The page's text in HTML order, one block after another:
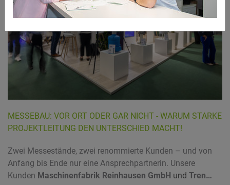
MESSEBAU: VOR ORT ODER GAR NICHT - WARUM STARKE
PROJEKTLEITUNG DEN UNTERSCHIED MACHT!
Zwei Messestände, zwei renommierte Kunden – und von
Anfang bis Ende nur eine Ansprechpartnerin. Unsere
Kunden Maschinenfabrik Reinhausen GmbH und Tren…